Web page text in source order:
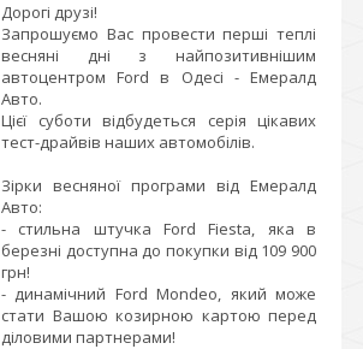
Дорогі друзі!
Запрошуємо Вас провести перші теплі
весняні дні з найпозитивнішим
автоцентром Ford в Одесі - Емералд
Авто.
Цієї суботи відбудеться серія цікавих
тест-драйвів наших автомобілів.
Зірки весняної програми від Емералд
Авто:
- стильна штучка Ford Fiesta, яка в
березні доступна до покупки від 109 900
грн!
- динамічний Ford Mondeo, який може
стати Вашою козирною картою перед
діловими партнерами!